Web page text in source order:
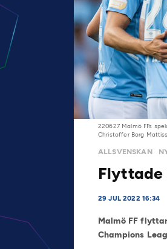
220627 Malmö FFs
Christoffer Borg
ALLSVENSKAN
Flyttade
29 JUL 2022 16:34
Malmö FF
Champions